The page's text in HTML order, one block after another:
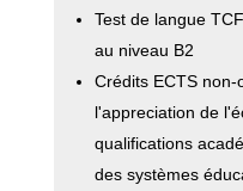
Test de langue
au niveau B2
Crédits ECTS non-
l'appreciation de
qualifications
des systèmes